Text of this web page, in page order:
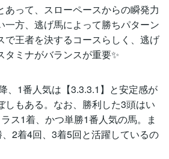
あって、スローペースからの瞬発力
一方、逃げ馬によって勝ちパターン
で王者を決するコースらしく、逃げ
ミナがバランスが重要✨
、1番人気は【3.3.3.1】と安定感が
しもある。なお、勝利した3頭はい
ス1着、かつ単勝1番人気の馬。ま
2着4回、3着5回と活躍しているの